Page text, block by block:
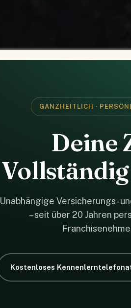
GANZHEITLICH ·
Deine
Unabhängige Versicherungs-
– seit über 20 Jahren
Kostenloses